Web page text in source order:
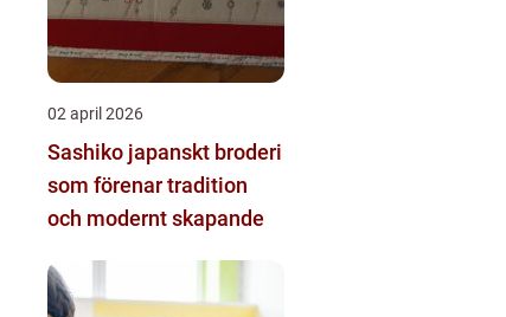
02 april 2026
Sashiko japanskt broderi
som förenar tradition
och modernt skapande